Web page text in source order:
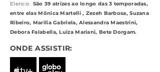
Elenco: São 39 atrizes ao longo das 3 temporadas,
entre elas Mônica Martelli , Zezeh Barbosa, Suzana
Ribeiro, Marilia Gabriela, Alessandra Maestrini,
Debora Falabella, Luiza Mariani, Bete Dorgam.
ONDE ASSISTIR: